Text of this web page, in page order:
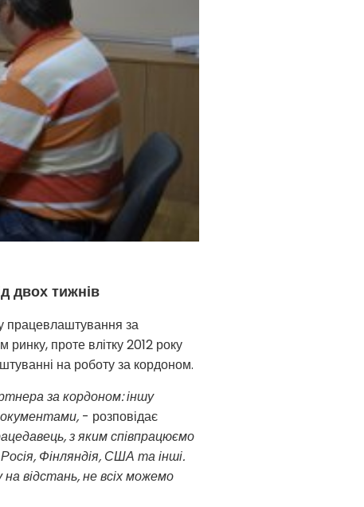
двох тижнів
працевлаштування за
проте влітку 2012 року
на роботу за кордоном.
за кордоном: іншу
- розповідає
з яким співпрацюємо
Фінляндія, США та інші.
на відстань, не всіх можемо